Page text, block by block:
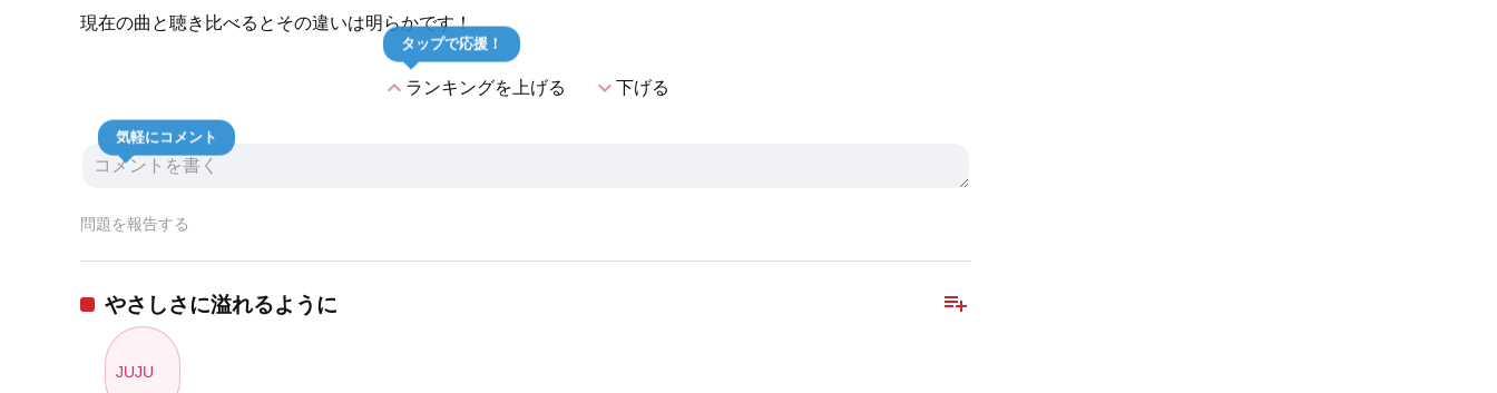
現在の曲と聴き比べるとその違いは明らかです！
expand_lessランキングを上げる
タップで応援！
expand_more下げる
気軽にコメント
問題を報告する
playlist_add
やさしさに溢れるように
JUJU